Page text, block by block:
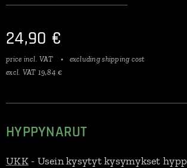
24,90 €
price incl. VAT
excluding shipping cost
excl. VAT 19,84 €
HYPPYNARUT
UKK- Usein kysytyt kysymykset